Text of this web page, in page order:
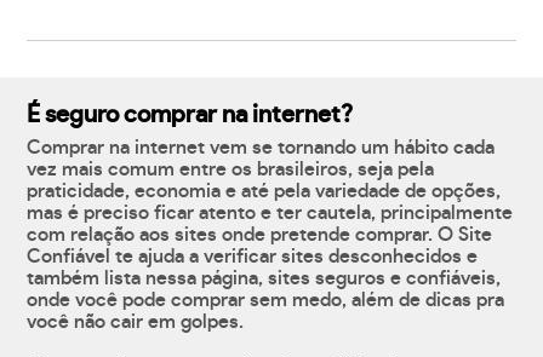
É seguro comprar na internet?
Comprar na internet vem se tornando um hábito cada
vez mais comum entre os brasileiros, seja pela
praticidade, economia e até pela variedade de opções,
mas é preciso ficar atento e ter cautela, principalmente
com relação aos sites onde pretende comprar. O Site
Confiável te ajuda a verificar sites desconhecidos e
também lista nessa página, sites seguros e confiáveis,
onde você pode comprar sem medo, além de dicas pra
você não cair em golpes.